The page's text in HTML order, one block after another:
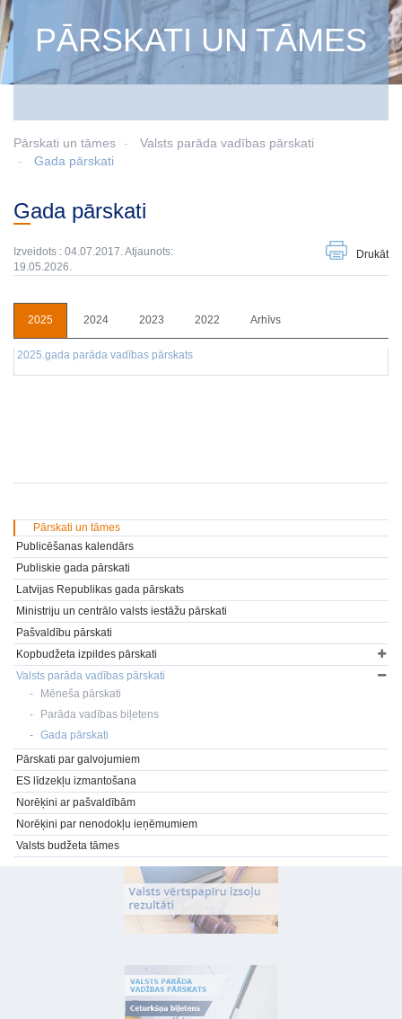
PĀRSKATI UN TĀMES
Pārskati un tāmes
Valsts parāda vadības pārskati
Gada pārskati
Gada pārskati
Izveidots : 04.07.2017. Atjaunots:
19.05.2026.
Drukāt
2025 2024 2023 2022 Arhīvs
2025.gada parāda vadības pārskats
Pārskati un tāmes
Publicēšanas kalendārs
Publiskie gada pārskati
Latvijas Republikas gada pārskats
Ministriju un centrālo valsts iestāžu pārskati
Pašvaldību pārskati
Kopbudžeta izpildes pārskati
Valsts parāda vadības pārskati
Mēneša pārskati
Parāda vadības biļetens
Gada pārskati
Pārskati par galvojumiem
ES līdzekļu izmantošana
Norēķini ar pašvaldībām
Norēķini par nenodokļu ieņēmumiem
Valsts budžeta tāmes